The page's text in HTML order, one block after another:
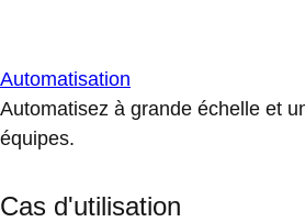
Automatisation
Automatisez à grande échelle et
équipes.
Cas d'utilisation